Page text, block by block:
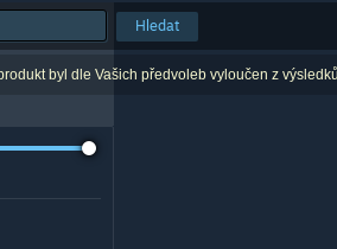
Hledat
byl dle Vašich předvoleb vyloučen z